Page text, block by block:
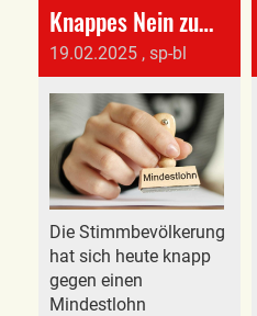
Knappes Nein zum Mindestlohn – Verpasste Chance für gerechte Löhne
19.02.2025 , sp-bl
Die Stimmbevölkerung
hat sich heute knapp
gegen einen
Mindestlohn